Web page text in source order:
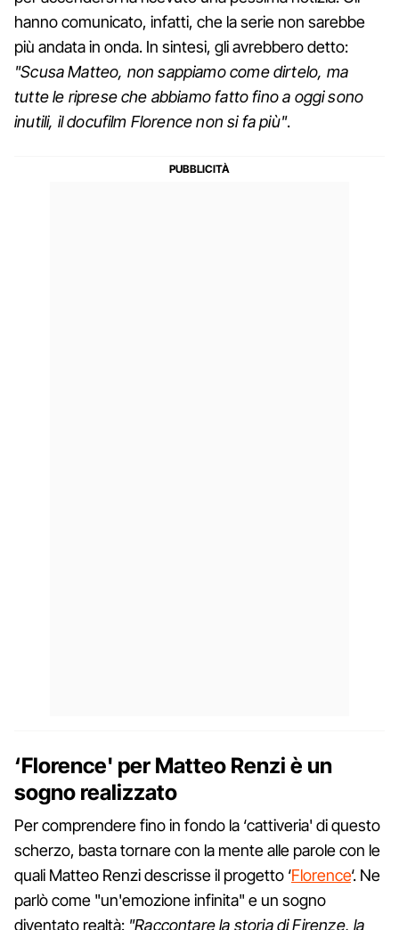
hanno comunicato, infatti, che la serie non sarebbe
più andata in onda. In sintesi, gli avrebbero detto:
"Scusa Matteo, non sappiamo come dirtelo, ma
tutte le riprese che abbiamo fatto fino a oggi sono
inutili, il docufilm Florence non si fa più".
‘Florence' per Matteo Renzi è un
sogno realizzato
Per comprendere fino in fondo la ‘cattiveria' di questo
scherzo, basta tornare con la mente alle parole con le
quali Matteo Renzi descrisse il progetto ‘Florence‘. Ne
parlò come "un'emozione infinita" e un sogno
diventato realtà: "Raccontare la storia di Firenze, la